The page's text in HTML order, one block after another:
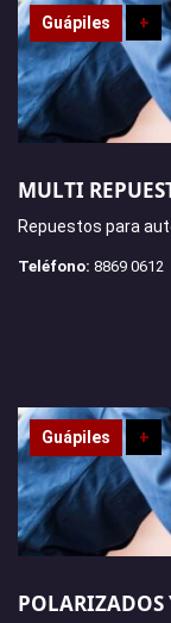
Guápiles +
MULTI
Repuestos para
Teléfono: 8869 0612
Guápiles +